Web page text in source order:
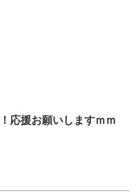
応援お願いしますｍｍ